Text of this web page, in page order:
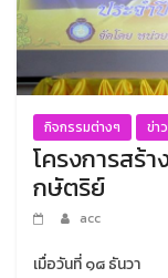
กิจกรรมต่างๆ ข่า
โครงการสร้
กษัตริย์
acc
เมื่อวันที่ ๑๘ ธันวา